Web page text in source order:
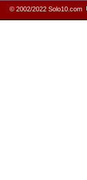
© 2002/2022 Solo10.com